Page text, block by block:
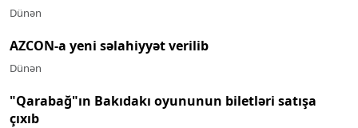
Dünən
AZCON-a yeni səlahiyyət verilib
Dünən
"Qarabağ"ın Bakıdakı oyununun biletləri satışa
çıxıb